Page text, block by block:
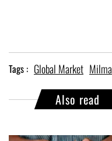
Tags : Global Market Milma
Also read